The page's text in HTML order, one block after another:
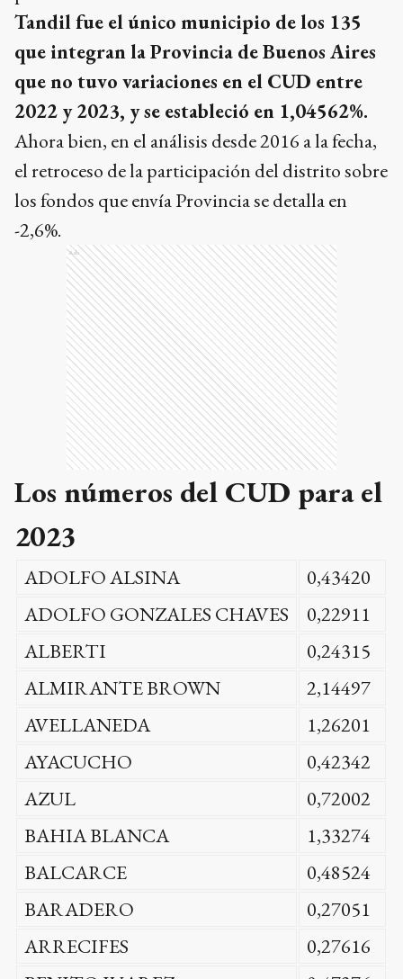
Tandil fue el único municipio de los 135
que integran la Provincia de Buenos Aires
que no tuvo variaciones en el CUD entre
2022 y 2023, y se estableció en 1,04562%.
Ahora bien, en el análisis desde 2016 a la fecha,
el retroceso de la participación del distrito sobre
los fondos que envía Provincia se detalla en
-2,6%.
Ads
Los números del CUD para el
2023
ADOLFO ALSINA
0,43420
ADOLFO GONZALES CHAVES
0,22911
ALBERTI
0,24315
ALMIRANTE BROWN
2,14497
AVELLANEDA
1,26201
AYACUCHO
0,42342
AZUL
0,72002
BAHIA BLANCA
1,33274
BALCARCE
0,48524
BARADERO
0,27051
ARRECIFES
0,27616